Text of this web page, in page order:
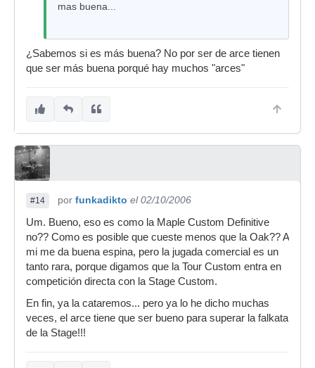
mas buena...
¿Sabemos si es más buena? No por ser de arce tienen
que ser más buena porqué hay muchos "arces"
#14 por funkadikto el 02/10/2006
Um. Bueno, eso es como la Maple Custom Definitive
no?? Como es posible que cueste menos que la Oak?? A
mi me da buena espina, pero la jugada comercial es un
tanto rara, porque digamos que la Tour Custom entra en
competición directa con la Stage Custom.
En fin, ya la cataremos... pero ya lo he dicho muchas
veces, el arce tiene que ser bueno para superar la falkata
de la Stage!!!